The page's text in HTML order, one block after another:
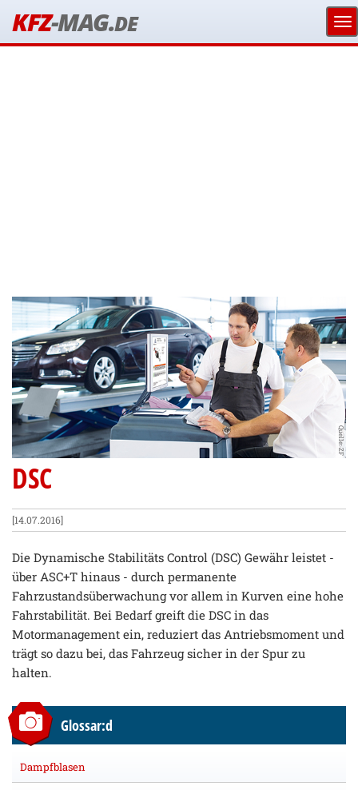
KFZ-MAG.DE
Quelle: ZF
DSC
[14.07.2016]
Die Dynamische Stabilitäts Control (DSC) Gewähr leistet -
über ASC+T hinaus - durch permanente
Fahrzustandsüberwachung vor allem in Kurven eine hohe
Fahrstabilität. Bei Bedarf greift die DSC in das
Motormanagement ein, reduziert das Antriebsmoment und
trägt so dazu bei, das Fahrzeug sicher in der Spur zu
halten.
Glossar:d
Dampfblasen